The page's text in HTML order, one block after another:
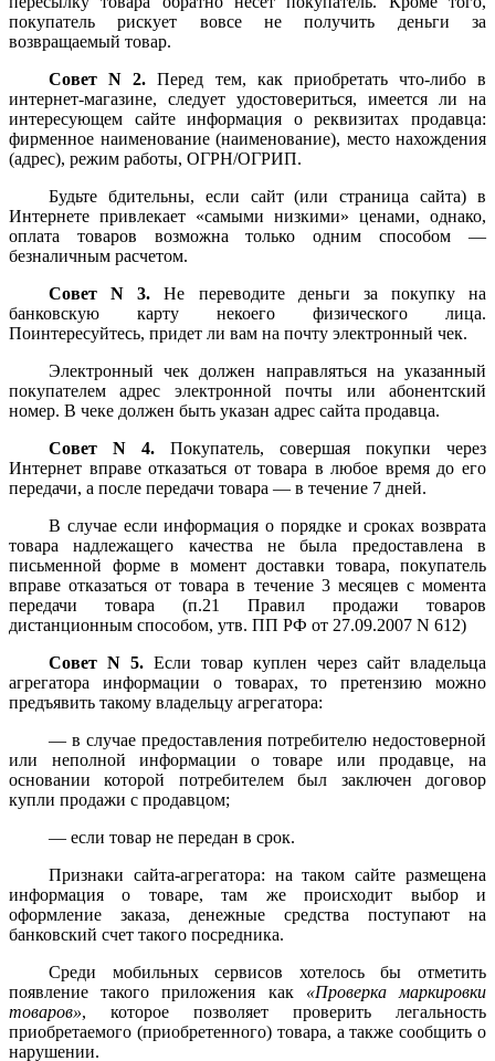
покупатель рискует вовсе не получить деньги за
возвращаемый товар.
Совет N 2. Перед тем, как приобретать что-либо в
интернет-магазине, следует удостовериться, имеется ли на
интересующем сайте информация о реквизитах продавца:
фирменное наименование (наименование), место нахождения
(адрес), режим работы, ОГРН/ОГРИП.
Будьте бдительны, если сайт (или страница сайта) в
Интернете привлекает «самыми низкими» ценами, однако,
оплата товаров возможна только одним способом —
безналичным расчетом.
Совет N 3. Не переводите деньги за покупку на
банковскую карту некоего физического лица.
Поинтересуйтесь, придет ли вам на почту электронный чек.
Электронный чек должен направляться на указанный
покупателем адрес электронной почты или абонентский
номер. В чеке должен быть указан адрес сайта продавца.
Совет N 4. Покупатель, совершая покупки через
Интернет вправе отказаться от товара в любое время до его
передачи, а после передачи товара — в течение 7 дней.
В случае если информация о порядке и сроках возврата
товара надлежащего качества не была предоставлена в
письменной форме в момент доставки товара, покупатель
вправе отказаться от товара в течение 3 месяцев с момента
передачи товара (п.21 Правил продажи товаров
дистанционным способом, утв. ПП РФ от 27.09.2007 N 612)
Совет N 5. Если товар куплен через сайт владельца
агрегатора информации о товарах, то претензию можно
предъявить такому владельцу агрегатора:
— в случае предоставления потребителю недостоверной
или неполной информации о товаре или продавце, на
основании которой потребителем был заключен договор
купли продажи с продавцом;
— если товар не передан в срок.
Признаки сайта-агрегатора: на таком сайте размещена
информация о товаре, там же происходит выбор и
оформление заказа, денежные средства поступают на
банковский счет такого посредника.
Среди мобильных сервисов хотелось бы отметить
появление такого приложения как «Проверка маркировки
товаров», которое позволяет проверить легальность
приобретаемого (приобретенного) товара, а также сообщить о
нарушении.